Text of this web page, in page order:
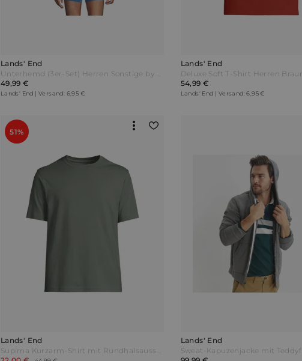
Lands' End
Unterhemd (3er-Set) Herren Sonstige by Lands' End
49,99 €
Lands' End | Versand: 6,95 €
Lands' End
54,99 €
Lands' End | Versand: 6,95 €
51%
Lands' End
Supima Kurzarm-Shirt mit Rundhalsausschnitt Herren Grün by Lands' End
Lands' End